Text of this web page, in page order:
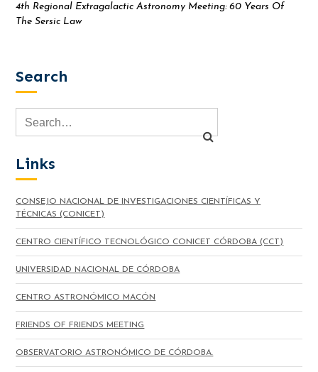
4th Regional Extragalactic Astronomy Meeting: 60 Years Of
The Sersic Law
Search
Links
CONSEJO NACIONAL DE INVESTIGACIONES CIENTÍFICAS Y
TÉCNICAS (CONICET)
CENTRO CIENTÍFICO TECNOLÓGICO CONICET CÓRDOBA (CCT)
UNIVERSIDAD NACIONAL DE CÓRDOBA
CENTRO ASTRONÓMICO MACÓN
FRIENDS OF FRIENDS MEETING
OBSERVATORIO ASTRONÓMICO DE CÓRDOBA.